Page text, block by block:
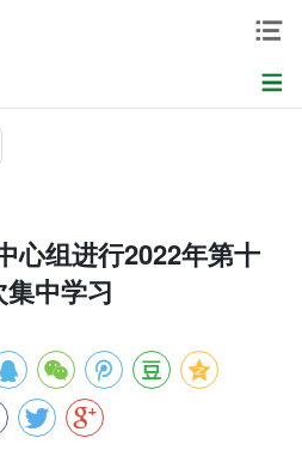
心组进行2022年第十
集中学习